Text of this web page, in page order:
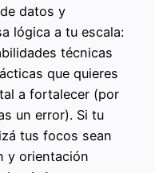
datos y
lógica a tu escala:
técnicas
que quieres
a fortalecer (por
un error). Si tu
tus focos sean
y orientación